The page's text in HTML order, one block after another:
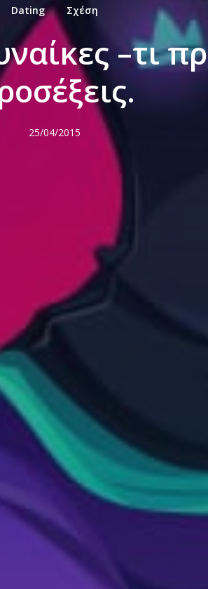
Dating Σχέση
–τι
25/04/2015